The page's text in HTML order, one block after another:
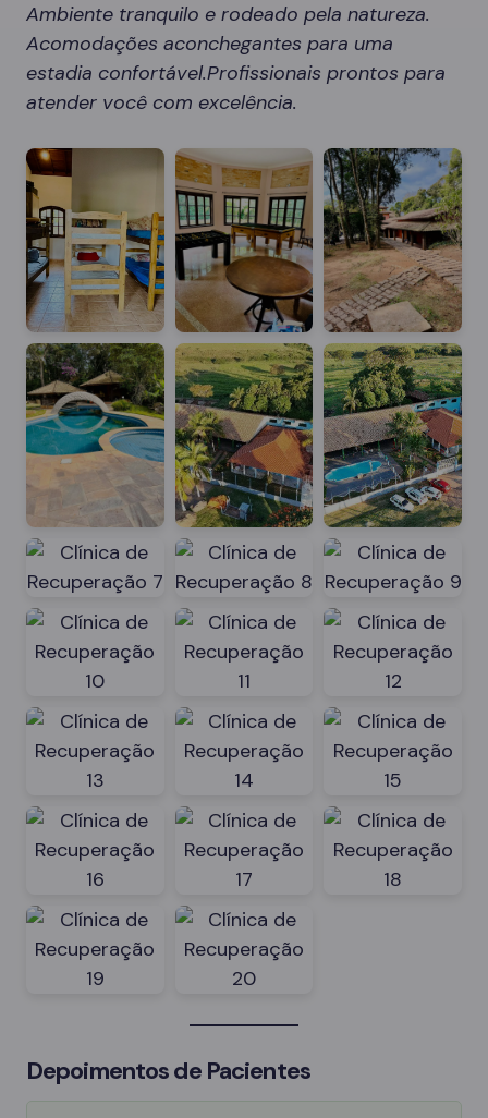
Ambiente tranquilo e rodeado pela natureza.
Acomodações aconchegantes para uma
estadia confortável.Profissionais prontos para
atender você com excelência.
Depoimentos de Pacientes